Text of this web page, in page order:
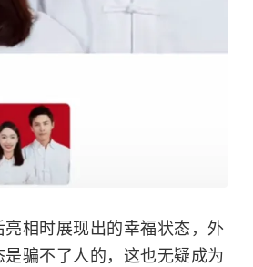
相时展现出的幸福状态，外
骗不了人的，这也无疑成为